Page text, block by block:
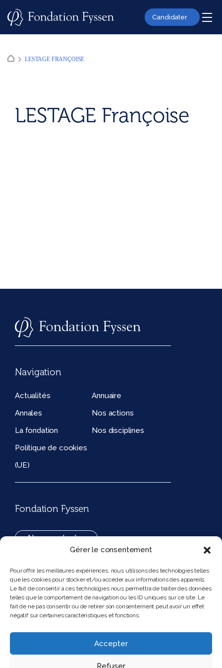
Gérer le consentement
Pour offrir les meilleures expériences, nous utilisons des technologies telles
que les cookies pour stocker et/ou accéder aux informations des appareils.
Le fait de consentir à ces technologies nous permettra de traiter des données
telles que le comportement de navigation ou les ID uniques sur ce site. Le
fait de ne pas consentir ou de retirer son consentement peut avoir un effet
négatif sur certaines caractéristiques et fonctions.
Accepter
Refuser
Candidater
LESTAGE FRANÇOISE
LESTAGE Françoise
Navigation
Actualités
Annuaire
Annales
Nos actions
La fondation
Nos disciplines
Politique de cookies
(UE)
Fondation Fyssen
Nous contacter
194, rue de Rivoli 75001 Paris France
Nous suivre